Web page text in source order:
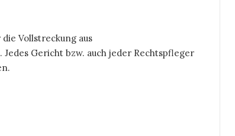
Vollstreckung aus
Gericht bzw. auch jeder Rechtspfleger